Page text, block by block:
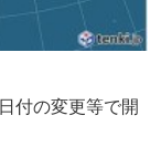
付の変更等で開